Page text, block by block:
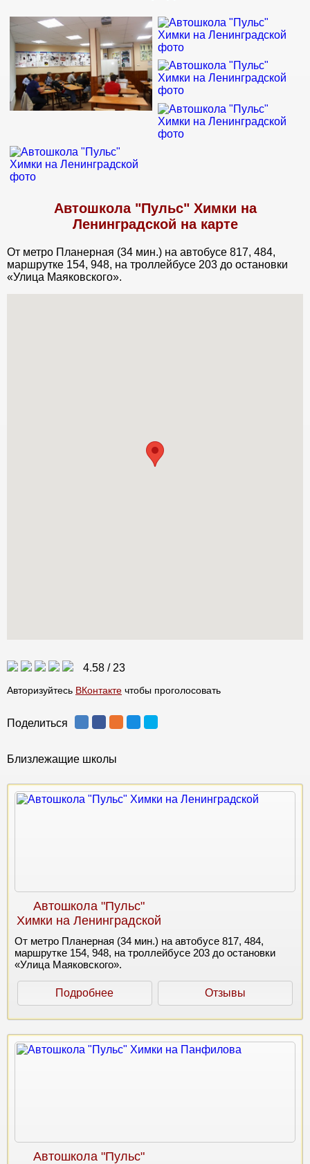
Автошкола "Пульс" Химки на
Ленинградской на карте
От метро Планерная (34 мин.) на автобусе 817, 484,
маршрутке 154, 948, на троллейбусе 203 до остановки
«Улица Маяковского».
4.58 / 23
Авторизуйтесь ВКонтакте чтобы проголосовать
Поделиться
Близлежащие школы
Автошкола "Пульс"
Химки на Ленинградской
От метро Планерная (34 мин.) на автобусе 817, 484,
маршрутке 154, 948, на троллейбусе 203 до остановки
«Улица Маяковского».
Подробнее Отзывы
Автошкола "Пульс"